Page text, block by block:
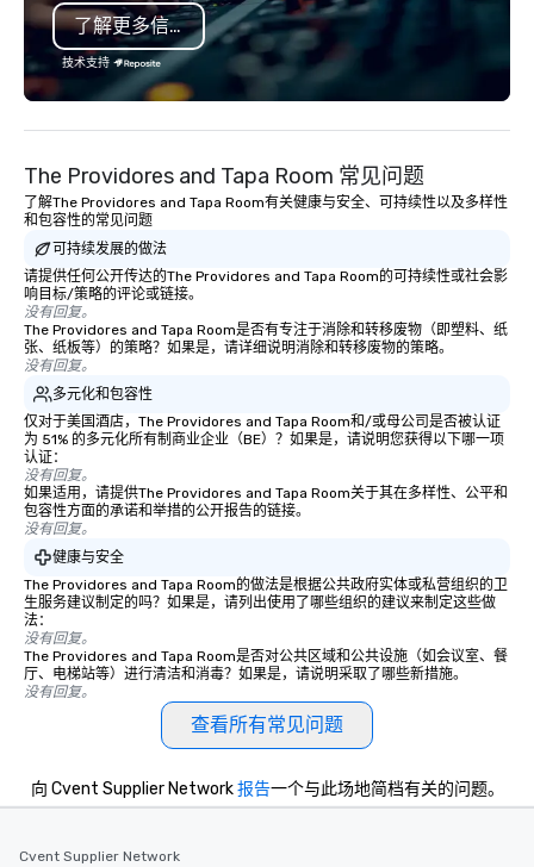
了解更多信息
技术支持
The Providores and Tapa Room 常见问题
了解The Providores and Tapa Room有关健康与安全、可持续性以及多样性
和包容性的常见问题
可持续发展的做法
请提供任何公开传达的The Providores and Tapa Room的可持续性或社会影
响目标/策略的评论或链接。
没有回复。
The Providores and Tapa Room是否有专注于消除和转移废物（即塑料、纸
张、纸板等）的策略？如果是，请详细说明消除和转移废物的策略。
没有回复。
多元化和包容性
仅对于美国酒店，The Providores and Tapa Room和/或母公司是否被认证
为 51% 的多元化所有制商业企业（BE）？如果是，请说明您获得以下哪一项
认证：
没有回复。
如果适用，请提供The Providores and Tapa Room关于其在多样性、公平和
包容性方面的承诺和举措的公开报告的链接。
没有回复。
健康与安全
The Providores and Tapa Room的做法是根据公共政府实体或私营组织的卫
生服务建议制定的吗？如果是，请列出使用了哪些组织的建议来制定这些做
法：
没有回复。
The Providores and Tapa Room是否对公共区域和公共设施（如会议室、餐
厅、电梯站等）进行清洁和消毒？如果是，请说明采取了哪些新措施。
没有回复。
查看所有常见问题
向 Cvent Supplier Network报告一个与此场地简档有关的问题。
Cvent Supplier Network